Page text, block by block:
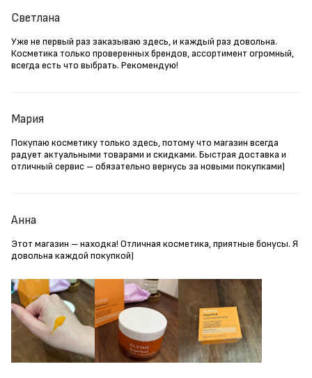
Светлана
Уже не первый раз заказываю здесь, и каждый раз довольна.
Косметика только проверенных брендов, ассортимент огромный,
всегда есть что выбрать. Рекомендую!
Мария
Покупаю косметику только здесь, потому что магазин всегда
радует актуальными товарами и скидками. Быстрая доставка и
отличный сервис – обязательно вернусь за новыми покупками)
Анна
Этот магазин – находка! Отличная косметика, приятные бонусы. Я
довольна каждой покупкой)